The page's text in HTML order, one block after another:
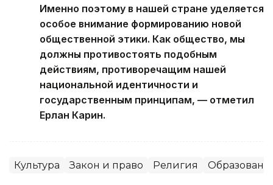
Именно поэтому в нашей стране уделяется
особое внимание формированию новой
общественной этики. Как общество, мы
должны противостоять подобным
действиям, противоречащим нашей
национальной идентичности и
государственным принципам, — отметил
Ерлан Карин.
Культура Закон и право Религия